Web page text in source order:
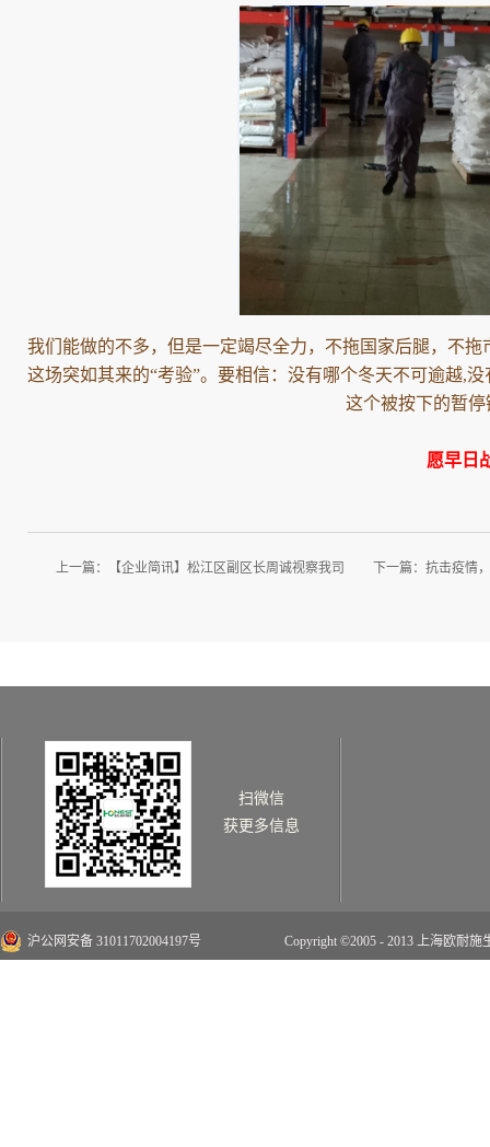
我们能做的不多，但是一定竭尽全力，不拖国家后腿，不
这场突如其来的“考验”。要相信：没有哪个冬天不可逾越,
这个被按下的暂
愿早日
上一篇： 【企业简讯】松江区副区长周诚视察我司 下一篇： 抗击疫情
扫微信
获更多信息
沪公网安备 31011702004197号 Copyright ©2005 - 2013 上海欧耐施